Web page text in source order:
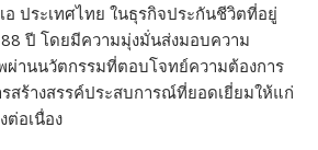
อ ประเทศไทย ในธุรกิจประกันชีวิตที่อยู่
ปี โดยมีความมุ่งมั่นส่งมอบความ
านนวัตกรรมที่ตอบโจทย์ความต้องการ
สร้างสรรค์ประสบการณ์ที่ยอดเยี่ยมให้แก่
ต่อเนื่อง